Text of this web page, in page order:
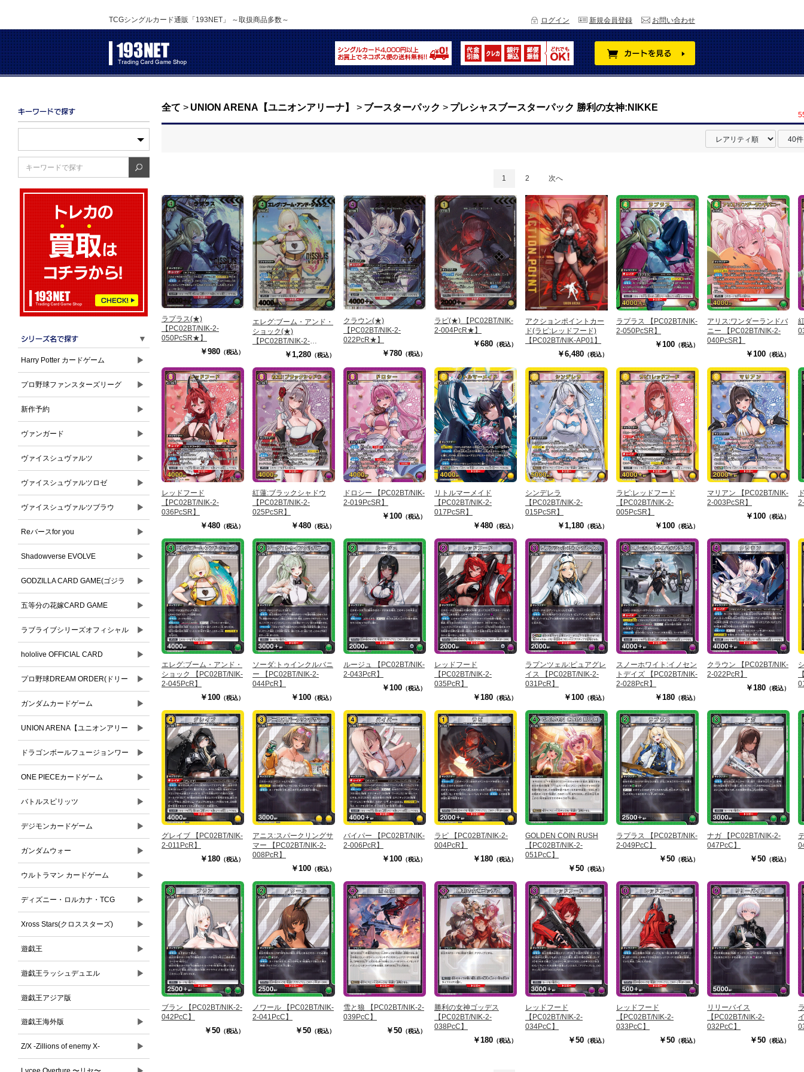
TCGシングルカード通販「193NET」 ～取扱商品多数～ お問い合わせ
新規会員登録
ログイン
▼
Harry Potter カードゲーム ▶
プロ野球ファンスターズリーグ ▶
新作予約 ▶
ヴァンガード ▶
ヴァイスシュヴァルツ ▶
ヴァイスシュヴァルツロゼ ▶
ヴァイスシュヴァルツブラウ ▶
Reバースfor you ▶
Shadowverse EVOLVE ▶
GODZILLA CARD GAME(ゴジラ
カードゲーム)
▶
五等分の花嫁CARD GAME ▶
ラブライブシリーズオフィシャル
カードゲーム
▶
hololive OFFICIAL CARD
GAME(ホロライブオフィシャルカ
ードゲーム)
▶
プロ野球DREAM ORDER(ドリー
ムオーダー)
▶
ガンダムカードゲーム ▶
UNION ARENA【ユニオンアリー
ナ】
▶
ドラゴンボールフュージョンワー
ルド
▶
ONE PIECEカードゲーム ▶
バトルスピリッツ ▶
デジモンカードゲーム ▶
ガンダムウォー ▶
ウルトラマン カードゲーム ▶
ディズニー・ロルカナ・TCG ▶
Xross Stars(クロススターズ) ▶
遊戯王 ▶
遊戯王ラッシュデュエル ▶
遊戯王アジア版
遊戯王海外版 ▶
Z/X -Zillions of enemy X- ▶
全て > UNION ARENA【ユニオンアリーナ】 > ブースターパック > プレシャスブースターパック 勝利の女神:NIKKE
1 2 次へ
ラプラス(★)
【PC02BT/NIK-2-
050PcSR★】
￥980 （税込）
エレグ:ブーム・アンド・
ショック(★)
【PC02BT/NIK-2-
045PcR★】￥1,280 （税込）
クラウン(★)
【PC02BT/NIK-2-
022PcR★】
￥780 （税込）
ラピ(★) 【PC02BT/NIK-
2-004PcR★】
￥680 （税込）
アクションポイントカー
ド(ラピ:レッドフード)
【PC02BT/NIK-AP01】
￥6,480 （税込）
ラプラス 【PC02BT/NIK-
2-050PcSR】
￥100 （税込）
アリス:ワンダーランドバ
ニー 【PC02BT/NIK-2-
040PcSR】
￥100 （税込）
レッドフード
【PC02BT/NIK-2-
036PcSR】
￥480 （税込）
紅蓮:ブラックシャドウ
【PC02BT/NIK-2-
025PcSR】
￥480 （税込）
ドロシー 【PC02BT/NIK-
2-019PcSR】
￥100 （税込）
リトルマーメイド
【PC02BT/NIK-2-
017PcSR】
￥480 （税込）
シンデレラ
【PC02BT/NIK-2-
015PcSR】
￥1,180 （税込）
ラピ:レッドフード
【PC02BT/NIK-2-
005PcSR】
￥100 （税込）
マリアン 【PC02BT/NIK-
2-003PcSR】
￥100 （税込）
エレグ:ブーム・アンド・
ショック 【PC02BT/NIK-
2-045PcR】
￥100 （税込）
ソーダ:トゥインクルバニ
ー 【PC02BT/NIK-2-
044PcR】
￥100 （税込）
ルージュ 【PC02BT/NIK-
2-043PcR】
￥100 （税込）
レッドフード
【PC02BT/NIK-2-
035PcR】
￥180 （税込）
ラプンツェル:ピュアグレ
イス 【PC02BT/NIK-2-
031PcR】
￥100 （税込）
スノーホワイト:イノセン
トデイズ 【PC02BT/NIK-
2-028PcR】
￥180 （税込）
クラウン 【PC02BT/NIK-
2-022PcR】
￥180 （税込）
グレイブ 【PC02BT/NIK-
2-011PcR】
￥180 （税込）
アニス:スパークリングサ
マー 【PC02BT/NIK-2-
008PcR】
￥100 （税込）
バイパー 【PC02BT/NIK-
2-006PcR】
￥100 （税込）
ラピ 【PC02BT/NIK-2-
004PcR】
￥180 （税込）
GOLDEN COIN RUSH
【PC02BT/NIK-2-
051PcC】
￥50 （税込）
ラプラス 【PC02BT/NIK-
2-049PcC】
￥50 （税込）
ナガ 【PC02BT/NIK-2-
047PcC】
￥50 （税込）
ブラン 【PC02BT/NIK-2-
042PcC】
￥50 （税込）
ノワール 【PC02BT/NIK-
2-041PcC】
￥50 （税込）
雪と狼 【PC02BT/NIK-2-
039PcC】
￥50 （税込）
勝利の女神ゴッデス
【PC02BT/NIK-2-
038PcC】
￥180 （税込）
レッドフード
【PC02BT/NIK-2-
034PcC】
￥50 （税込）
レッドフード
【PC02BT/NIK-2-
033PcC】
￥50 （税込）
リリーバイス
【PC02BT/NIK-2-
032PcC】
￥50 （税込）